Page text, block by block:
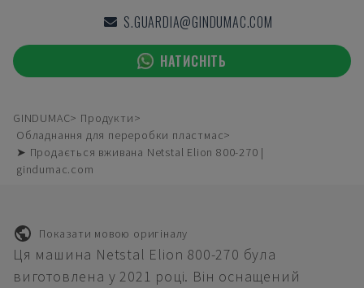
S.GUARDIA@GINDUMAC.COM
НАТИСНІТЬ
GINDUMAC
Продукти
Обладнання для переробки пластмас
➤ Продається вживана Netstal Elion 800-270 |
gindumac.com
Показати мовою оригіналу
Ця машина Netstal Elion 800-270 була
виготовлена у 2021 році. Він оснащений